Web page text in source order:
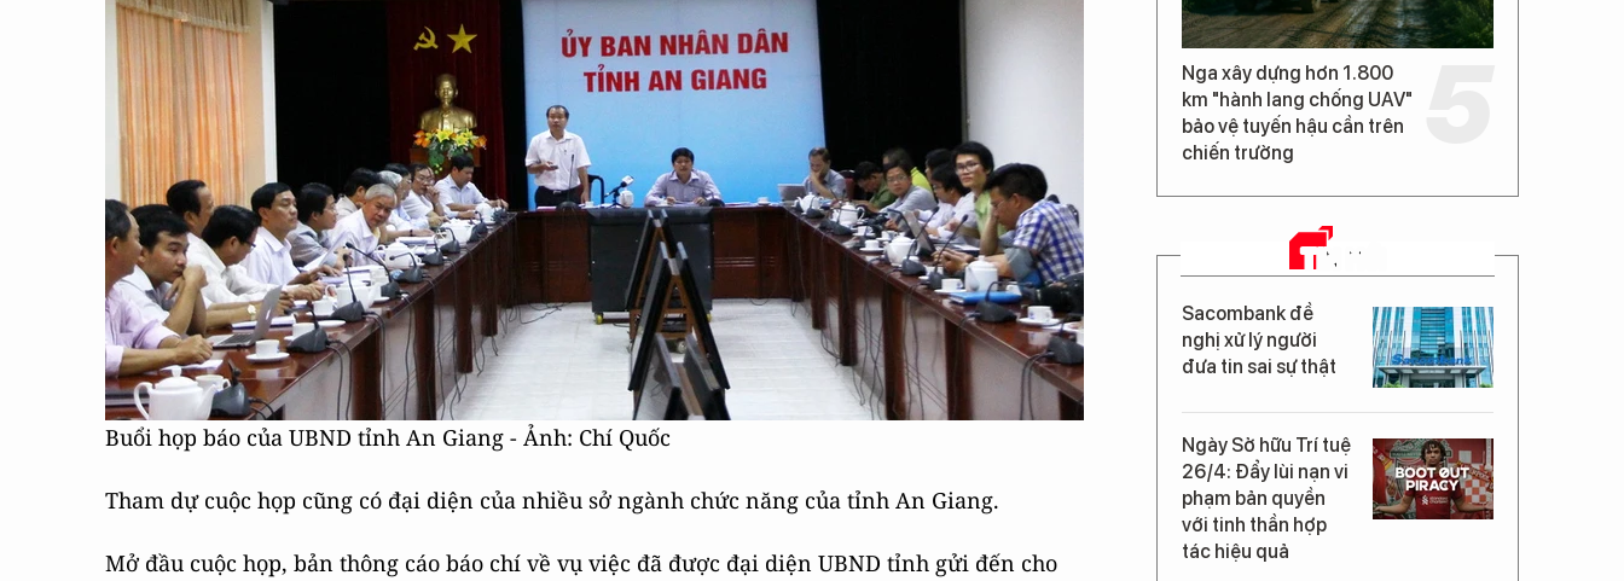
Buổi họp báo của UBND tỉnh An Giang - Ảnh: Chí Quốc
Tham dự cuộc họp cũng có đại diện của nhiều sở ngành chức năng của tỉnh An Giang.
Mở đầu cuộc họp, bản thông cáo báo chí về vụ việc đã được đại diện UBND tỉnh gửi đến cho
Nga xây dựng hơn 1.800
km "hành lang chống UAV"
bảo vệ tuyến hậu cần trên
chiến trường
TIN MỚI
Sacombank đề
nghị xử lý người
đưa tin sai sự thật
Ngày Sở hữu Trí tuệ
26/4: Đẩy lùi nạn vi
phạm bản quyền
với tinh thần hợp
tác hiệu quả